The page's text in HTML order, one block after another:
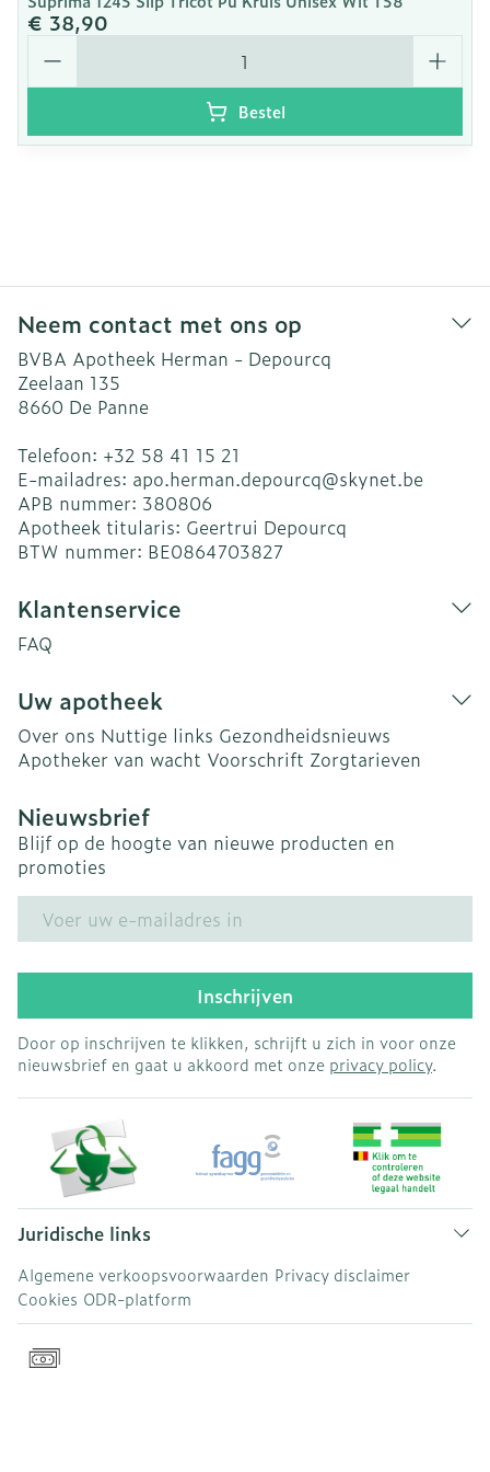
€ 38,90
Aantal
Bestel
Neem contact met ons op
BVBA Apotheek Herman - Depourcq
Zeelaan 135
8660 De Panne
Telefoon: +32 58 41 15 21
E-mailadres: apo.herman.depourcq@skynet.be
APB nummer: 380806
Apotheek titularis: Geertrui Depourcq
BTW nummer: BE0864703827
Klantenservice
FAQ
Uw apotheek
Over ons Nuttige links Gezondheidsnieuws
Apotheker van wacht Voorschrift Zorgtarieven
Nieuwsbrief
Blijf op de hoogte van nieuwe producten en
promoties
Inschrijven
Door op inschrijven te klikken, schrijft u zich in voor onze
nieuwsbrief en gaat u akkoord met onze privacy policy.
Juridische links
Algemene verkoopsvoorwaarden Privacy disclaimer
Cookies ODR-platform